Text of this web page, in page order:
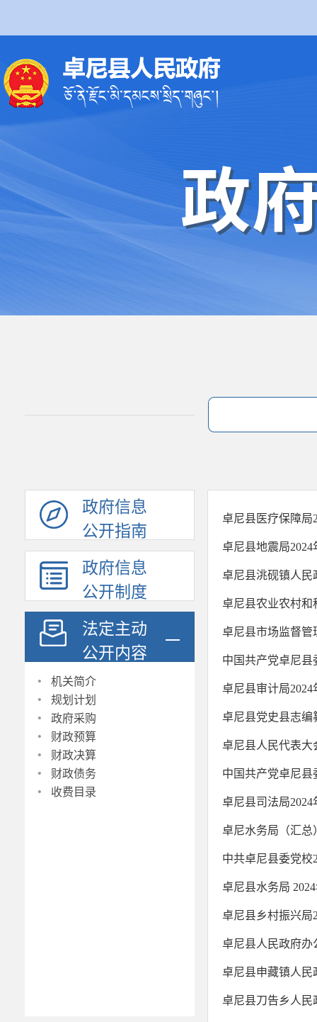
政府信息
公开指南
政府信息
公开制度
法定主动
公开内容
· 机关简介
· 规划计划
· 政府采购
· 财政预算
· 财政决算
· 财政债务
· 收费目录
卓尼县医疗保障局
卓尼县地震局
卓尼县洮砚镇人民
卓尼县农业农村和
卓尼县市场监督管
中国共产党卓尼县
卓尼县审计局
卓尼县党史县志编
卓尼县人民代表大
中国共产党卓尼
卓尼县司法局
卓尼水务局（汇总
中共卓尼县委党校
卓尼县水务局
卓尼县乡村振兴局
卓尼县人民政府办
卓尼县申藏镇人民
卓尼县刀告乡人民